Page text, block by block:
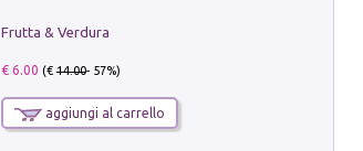
Frutta & Verdura
€ 6.00 (€14.00- 57%)
aggiungi al carrello